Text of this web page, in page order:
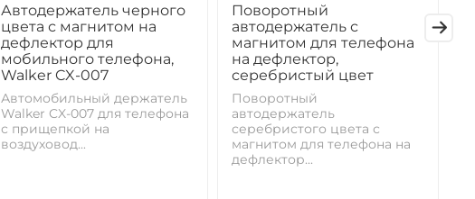
Автодержатель черного
цвета с магнитом на
дефлектор для
мобильного телефона,
Walker CX-007
Автомобильный держатель
Walker CX-007 для телефона
с прищепкой на
воздуховод...
Поворотный
автодержатель с
магнитом для телефона
на дефлектор,
серебристый цвет
Поворотный
автодержатель
серебристого цвета с
магнитом для телефона на
дефлектор...